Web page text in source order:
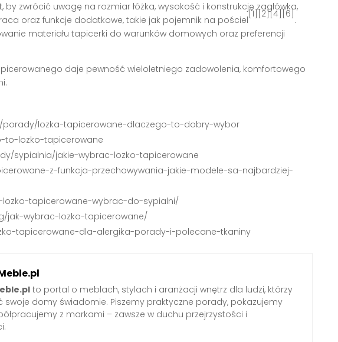
by zwrócić uwagę na rozmiar łóżka, wysokość i konstrukcję zagłówka,
oraz funkcje dodatkowe, takie jak pojemnik na pościel
[1][2][4][6]
.
materiału tapicerki do warunków domowych oraz preferencji
daje pewność wieloletniego zadowolenia, komfortowego
porady/lozka-tapicerowane-dlaczego-to-dobry-wybor
to-lozko-tapicerowane
sypialnia/jakie-wybrac-lozko-tapicerowane
z-funkcja-przechowywania-jakie-modele-sa-najbardziej-
tapicerowane-wybrac-do-sypialni/
jak-wybrac-lozko-tapicerowane/
tapicerowane-dla-alergika-porady-i-polecane-tkaniny
to portal o meblach, stylach i aranżacji wnętrz dla ludzi, którzy
swoje domy świadomie. Piszemy praktyczne porady, pokazujemy
z markami – zawsze w duchu przejrzystości i